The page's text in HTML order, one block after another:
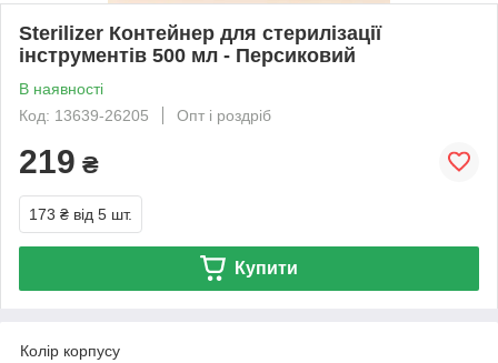
Sterilizer Контейнер для стерилізації
інструментів 500 мл - Персиковий
В наявності
Код: 13639-26205
Опт і роздріб
219 ₴
173 ₴ від 5 шт.
Купити
Колір корпусу